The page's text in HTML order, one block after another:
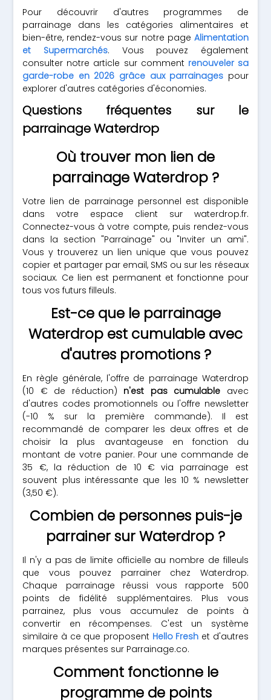
Pour découvrir d'autres programmes de
parrainage dans les catégories alimentaires et
bien-être, rendez-vous sur notre page Alimentation
et Supermarchés. Vous pouvez également
consulter notre article sur comment renouveler sa
garde-robe en 2026 grâce aux parrainages pour
explorer d'autres catégories d'économies.
Questions fréquentes sur le
parrainage Waterdrop
Où trouver mon lien de
parrainage Waterdrop ?
Votre lien de parrainage personnel est disponible
dans votre espace client sur waterdrop.fr.
Connectez-vous à votre compte, puis rendez-vous
dans la section "Parrainage" ou "Inviter un ami".
Vous y trouverez un lien unique que vous pouvez
copier et partager par email, SMS ou sur les réseaux
sociaux. Ce lien est permanent et fonctionne pour
tous vos futurs filleuls.
Est-ce que le parrainage
Waterdrop est cumulable avec
d'autres promotions ?
En règle générale, l'offre de parrainage Waterdrop
(10 € de réduction) n'est pas cumulable avec
d'autres codes promotionnels ou l'offre newsletter
(-10 % sur la première commande). Il est
recommandé de comparer les deux offres et de
choisir la plus avantageuse en fonction du
montant de votre panier. Pour une commande de
35 €, la réduction de 10 € via parrainage est
souvent plus intéressante que les 10 % newsletter
(3,50 €).
Combien de personnes puis-je
parrainer sur Waterdrop ?
Il n'y a pas de limite officielle au nombre de filleuls
que vous pouvez parrainer chez Waterdrop.
Chaque parrainage réussi vous rapporte 500
points de fidélité supplémentaires. Plus vous
parrainez, plus vous accumulez de points à
convertir en récompenses. C'est un système
similaire à ce que proposent Hello Fresh et d'autres
marques présentes sur Parrainage.co.
Comment fonctionne le
programme de points